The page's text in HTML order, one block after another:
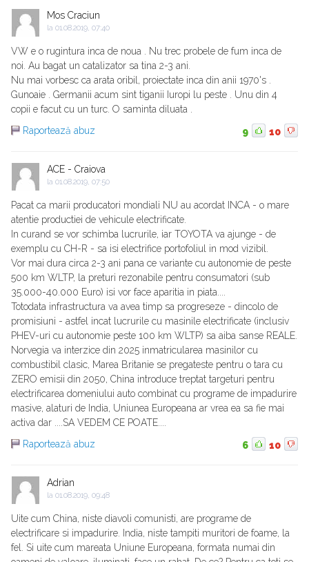
Mos Craciun
la 01.08.2019, 07:40
VW e o rugintura inca de noua . Nu trec probele de fum inca de
noi. Au bagat un catalizator sa tina 2-3 ani.
Nu mai vorbesc ca arata oribil, proiectate inca din anii 1970's .
Gunoaie . Germanii acum sint tiganii Iuropi lu peste . Unu din 4
copii e facut cu un turc. O saminta diluata .
Raportează abuz
9 10
ACE - Craiova
la 01.08.2019, 07:50
Pacat ca marii producatori mondiali NU au acordat INCA - o mare
atentie productiei de vehicule electrificate.
In curand se vor schimba lucrurile, iar TOYOTA va ajunge - de
exemplu cu CH-R - sa isi electrifice portofoliul in mod vizibil.
Vor mai dura circa 2-3 ani pana ce variante cu autonomie de peste
500 km WLTP, la preturi rezonabile pentru consumatori (sub
35.000-40.000 Euro) isi vor face aparitia in piata....
Totodata infrastructura va avea timp sa progreseze - dincolo de
promisiuni - astfel incat lucrurile cu masinile electrificate (inclusiv
PHEV-uri cu autonomie peste 100 km WLTP) sa aiba sanse REALE.
Norvegia va interzice din 2025 inmatricularea masinilor cu
combustibil clasic, Marea Britanie se pregateste pentru o tara cu
ZERO emisii din 2050, China introduce treptat targeturi pentru
electrificarea domeniului auto combinat cu programe de impadurire
masive, alaturi de India, Uniunea Europeana ar vrea ea sa fie mai
activa dar ....SA VEDEM CE POATE....
Raportează abuz
6 10
Adrian
la 01.08.2019, 09:48
Uite cum China, niste diavoli comunisti, are programe de
electrificare si impadurire. India, niste tampiti muritori de foame, la
fel. Si uite cum mareata Uniune Europeana, formata numai din